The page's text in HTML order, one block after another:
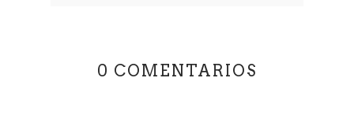
0 COMENTARIOS